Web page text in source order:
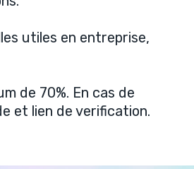
utiles en entreprise,
de 70%. En cas de
et lien de verification.